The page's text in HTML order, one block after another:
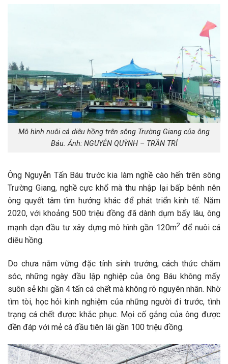
Mô hình nuôi cá diêu hồng trên sông Trường Giang của ông
Báu. Ảnh: NGUYỄN QUỲNH – TRẦN TRÍ
Ông Nguyễn Tấn Báu trước kia làm nghề cào hến trên sông
Trường Giang, nghề cực khổ mà thu nhập lại bấp bênh nên
ông quyết tâm tìm hướng khác để phát triển kinh tế. Năm
2020, với khoảng 500 triệu đồng đã dành dụm bấy lâu, ông
mạnh dạn đầu tư xây dựng mô hình gần 120m2để nuôi cá
diêu hồng.
Do chưa nắm vững đặc tính sinh trưởng, cách thức chăm
sóc, những ngày đầu lập nghiệp của ông Báu không mấy
suôn sẻ khi gần 4 tấn cá chết mà không rõ nguyên nhân. Nhờ
tìm tòi, học hỏi kinh nghiệm của những người đi trước, tình
trạng cá chết được khắc phục. Mọi cố gắng của ông được
đền đáp với mẻ cá đầu tiên lãi gần 100 triệu đồng.